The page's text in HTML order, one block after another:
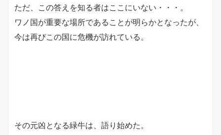
ただ、この答えを知る者はここにいない・・・。
ワノ国が重要な場所であることが明らかとなったが、
今は再びこの国に危機が訪れている。
その元凶となる緑牛は、語り始めた。